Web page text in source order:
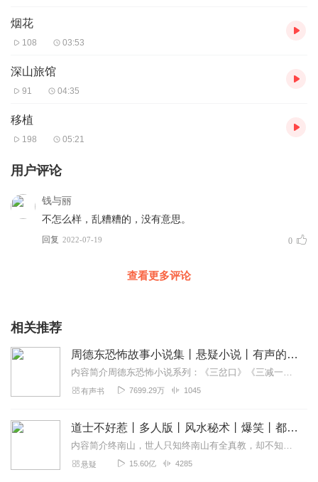
烟花
108 03:53
深山旅馆
91 04:35
移植
198 05:21
用户评论
钱与丽
不怎么样，乱糟糟的，没有意思。
回复 2022-07-19 0
查看更多评论
相关推荐
周德东恐怖故事小说集丨悬疑小说丨有声的紫襟演播
内容简介周德东恐怖小说系列：《三岔口》《三减一等于几》《九命猫》《谁摸了我一下》《冥婚》《奇门遁甲》《天惶惶地惶惶》《失常》《门》《我遇见了我》《尊敬的秦陵先生...
有声书 7699.29万 1045
道士不好惹丨多人版丨风水秘术丨爆笑丨都市丨悬疑丨骨头演播
内容简介终南山，世人只知终南山有全真教，却不知终南山下有一座破败的道观。世人只知茅山善捉鬼，天师精辟邪，杨公会风水，却不知古井观人最懂天道。那一天，古井观的人...
悬疑 15.60亿 4285